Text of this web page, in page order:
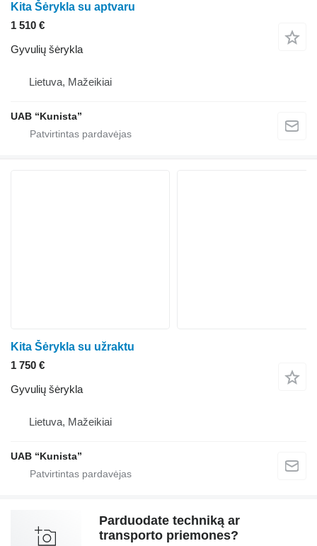
Kita Šėrykla su aptvaru
1 510 €
Gyvulių šėrykla
Lietuva, Mažeikiai
UAB “Kunista”
Kita Šėrykla su užraktu
1 750 €
Gyvulių šėrykla
Lietuva, Mažeikiai
UAB “Kunista”
Parduodate techniką ar
transporto priemones?